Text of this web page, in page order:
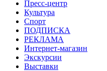
Пресс-центр
Культура
Спорт
ПОДПИСКА
РЕКЛАМА
Интернет-магазин
Экскурсии
Выставки